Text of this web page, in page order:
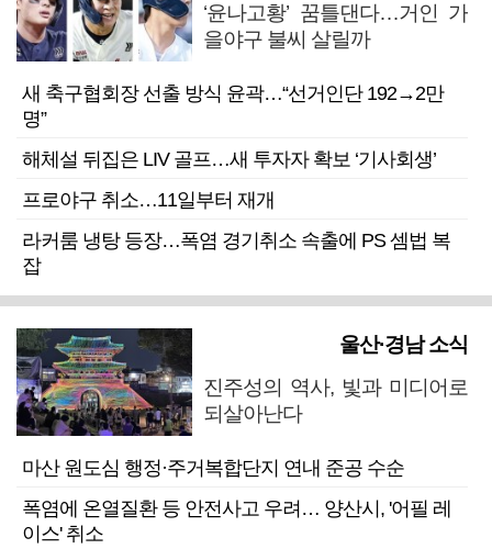
‘윤나고황’ 꿈틀댄다…거인 가
을야구 불씨 살릴까
새 축구협회장 선출 방식 윤곽…“선거인단 192→2만
명”
해체설 뒤집은 LIV 골프…새 투자자 확보 ‘기사회생’
프로야구 취소…11일부터 재개
라커룸 냉탕 등장…폭염 경기취소 속출에 PS 셈법 복
잡
울산·경남 소식
진주성의 역사, 빛과 미디어로
되살아난다
마산 원도심 행정·주거복합단지 연내 준공 수순
폭염에 온열질환 등 안전사고 우려… 양산시, '어필 레
이스' 취소